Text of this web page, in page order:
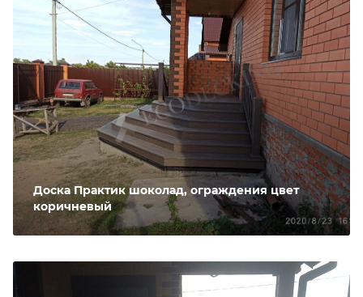
Доска Практик шоколад, ограждения цвет
коричневый